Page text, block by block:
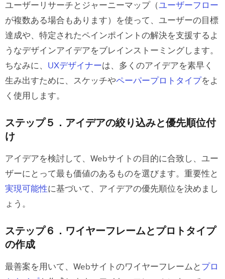
築してみませんか
ユーザーリサーチとジャーニーマップ（ユーザーフロー
が複数ある場合もあります）を使って、ユーザーの目標
達成や、特定されたペインポイントの解決を支援するよ
うなデザインアイデアをブレインストーミングします。
ちなみに、 UXデザイナーは、多くのアイデアを素早く
生み出すために、スケッチやペーパープロトタイプをよ
く使用します。
ステップ５．アイデアの絞り込みと優先順位付
け
アイデアを検討して、Webサイトの目的に合致し、ユー
ザーにとって最も価値のあるものを選びます。重要性と
実現可能性に基づいて、アイデアの優先順位を決めまし
ょう。
ステップ６．ワイヤーフレームとプロトタイプ
の作成
最善案を用いて、Webサイトのワイヤーフレームと プロ